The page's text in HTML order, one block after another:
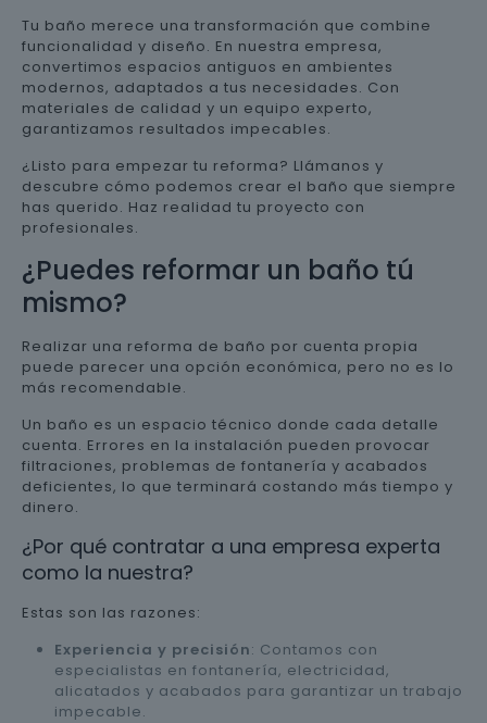
Tu baño merece una transformación que combine
funcionalidad y diseño. En nuestra empresa,
convertimos espacios antiguos en ambientes
modernos, adaptados a tus necesidades. Con
materiales de calidad y un equipo experto,
garantizamos resultados impecables.
¿Listo para empezar tu reforma? Llámanos y
descubre cómo podemos crear el baño que siempre
has querido. Haz realidad tu proyecto con
profesionales.
¿Puedes reformar un baño tú
mismo?
Realizar una reforma de baño por cuenta propia
puede parecer una opción económica, pero no es lo
más recomendable.
Un baño es un espacio técnico donde cada detalle
cuenta. Errores en la instalación pueden provocar
filtraciones, problemas de fontanería y acabados
deficientes, lo que terminará costando más tiempo y
dinero.
¿Por qué contratar a una empresa experta
como la nuestra?
Estas son las razones:
Experiencia y precisión: Contamos con
especialistas en fontanería, electricidad,
alicatados y acabados para garantizar un trabajo
impecable.